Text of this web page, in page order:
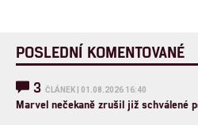
POSLEDNÍ KOMENTOVANÉ
3 ČLÁNEK | 01.08.2026 16:40
Marvel nečekaně zrušil již schválené